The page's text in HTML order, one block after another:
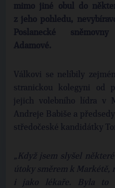
mimo jiné obul do
z jeho pohledu,
Poslanecké
Adamové.
Válkovi se nelíbily
stranickou kolegyni od
jejich volebního lídra v
Andreje Babiše a
středočeské kandidátky
„Když jsem slyšel
útoky směrem k Markétě,
i jako lékaře. Byla to